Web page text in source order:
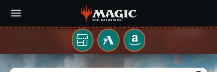
main
Il
tuo
negozio
MTG
ARENA
AMAZON
BANDITI